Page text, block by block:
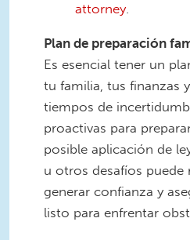
attorney.
Plan de preparación
Es esencial tener un
tu familia, tus finanzas
tiempos de
proactivas para
posible aplicación de
u otros desafíos puede
generar confianza y
listo para enfrentar